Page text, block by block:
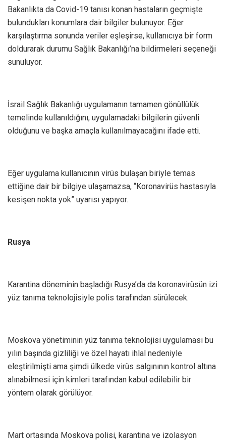
Bakanlıkta da Covid-19 tanısı konan hastaların geçmişte
bulundukları konumlara dair bilgiler bulunuyor. Eğer
karşılaştırma sonunda veriler eşleşirse, kullanıcıya bir form
doldurarak durumu Sağlık Bakanlığı’na bildirmeleri seçeneği
sunuluyor.
İsrail Sağlık Bakanlığı uygulamanın tamamen gönüllülük
temelinde kullanıldığını, uygulamadaki bilgilerin güvenli
olduğunu ve başka amaçla kullanılmayacağını ifade etti.
Eğer uygulama kullanıcının virüs bulaşan biriyle temas
ettiğine dair bir bilgiye ulaşamazsa, “Koronavirüs hastasıyla
kesişen nokta yok” uyarısı yapıyor.
Rusya
Karantina döneminin başladığı Rusya’da da koronavirüsün izi
yüz tanıma teknolojisiyle polis tarafından sürülecek.
Moskova yönetiminin yüz tanıma teknolojisi uygulaması bu
yılın başında gizliliği ve özel hayatı ihlal nedeniyle
eleştirilmişti ama şimdi ülkede virüs salgınının kontrol altına
alınabilmesi için kimleri tarafından kabul edilebilir bir
yöntem olarak görülüyor.
Mart ortasında Moskova polisi, karantina ve izolasyon